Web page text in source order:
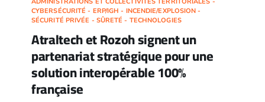
CYBERSÉCURITÉ - ERP/IGH - INCENDIE/EXPLOSION -
SÉCURITÉ PRIVÉE - SÛRETÉ - TECHNOLOGIES
Atraltech et Rozoh signent un
partenariat stratégique pour une
solution interopérable 100%
française